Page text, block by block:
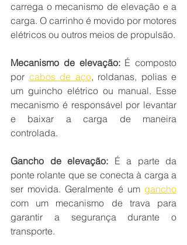
carrega o mecanismo de elevação e a
carga. O carrinho é movido por motores
elétricos ou outros meios de propulsão.
Mecanismo de elevação: É composto
por cabos de aço, roldanas, polias e
um guincho elétrico ou manual. Esse
mecanismo é responsável por levantar
e baixar a carga de maneira
controlada.
Gancho de elevação: É a parte da
ponte rolante que se conecta à carga a
ser movida. Geralmente é um gancho
com um mecanismo de trava para
garantir a segurança durante o
transporte.